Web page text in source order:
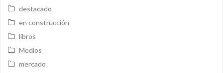
destacado
en construcción
libros
Medios
mercado